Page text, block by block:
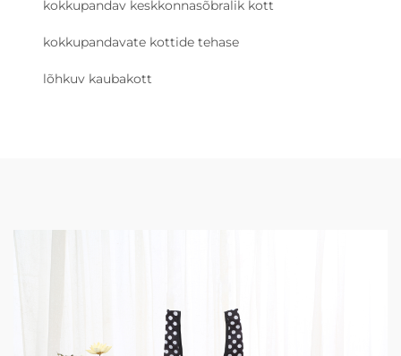
kokkupandav keskkonnasõbralik kott
kokkupandavate kottide tehase
lõhkuv kaubakott